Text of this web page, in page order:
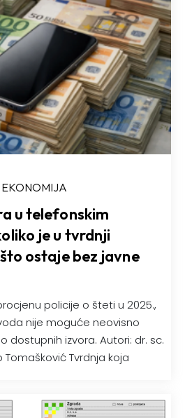
EKONOMIJA
u telefonskim
je u tvrdnji
ostaje bez javne
policije o šteti u 2025.,
nije moguće neovisno
dostupnih izvora. Autori: dr. sc.
Tomašković Tvrdnja koja